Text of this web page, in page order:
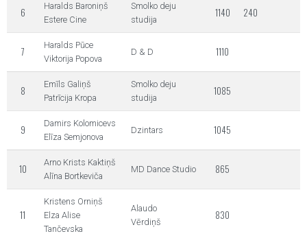
6
Haralds Baroniņš
Estere Cine
Smolko deju
studija
1140 240
7
Haralds Pūce
Viktorija Popova
D & D 1110
8
Emīls Galiņš
Patrīcija Kropa
Smolko deju
studija
1085
9
Damirs Kolomicevs
Elīza Semjonova
Dzintars 1045
10
Arno Krists Kaktiņš
Alīna Bortkeviča
MD Dance Studio 865
11
Kristens Orniņš
Elza Alise
Tančevska
Alaudo
Vērdiņš
830